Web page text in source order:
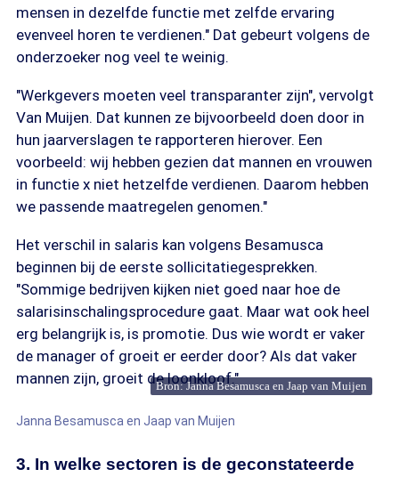
mensen in dezelfde functie met zelfde ervaring
evenveel horen te verdienen." Dat gebeurt volgens de
onderzoeker nog veel te weinig.
"Werkgevers moeten veel transparanter zijn", vervolgt
Van Muijen. Dat kunnen ze bijvoorbeeld doen door in
hun jaarverslagen te rapporteren hierover. Een
voorbeeld: wij hebben gezien dat mannen en vrouwen
in functie x niet hetzelfde verdienen. Daarom hebben
we passende maatregelen genomen."
Het verschil in salaris kan volgens Besamusca
beginnen bij de eerste sollicitatiegesprekken.
"Sommige bedrijven kijken niet goed naar hoe de
salarisinschalingsprocedure gaat. Maar wat ook heel
erg belangrijk is, is promotie. Dus wie wordt er vaker
de manager of groeit er eerder door? Als dat vaker
mannen zijn, groeit de loonkloof."Bron: Janna Besamusca en Jaap van Muijen
Janna Besamusca en Jaap van Muijen
3. In welke sectoren is de geconstateerde